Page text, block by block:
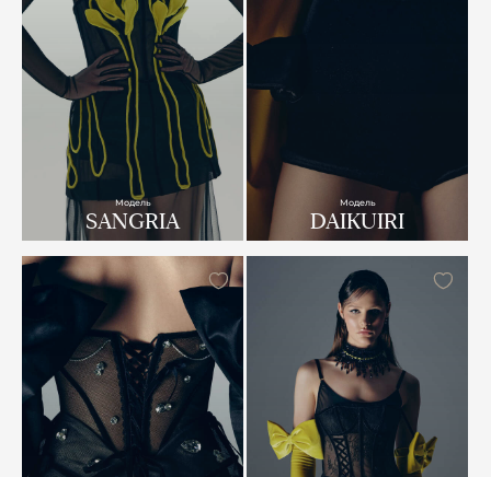
Модель
SANGRIA
Модель
DAIKUIRI